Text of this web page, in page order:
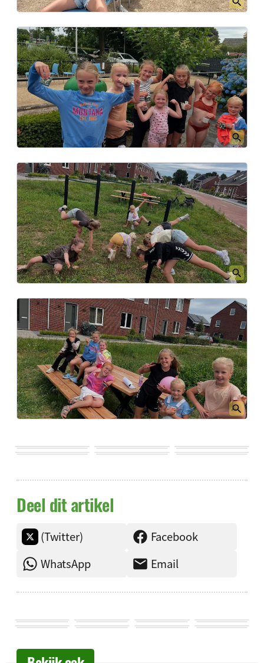
Deel dit artikel
(Twitter)
Facebook
WhatsApp
Email